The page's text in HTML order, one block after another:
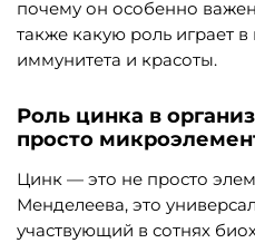
почему он особенно
также какую роль играет
иммунитета и красоты.
Роль цинка в
просто
Цинк — это не просто
Менделеева, это
участвующий в сотнях